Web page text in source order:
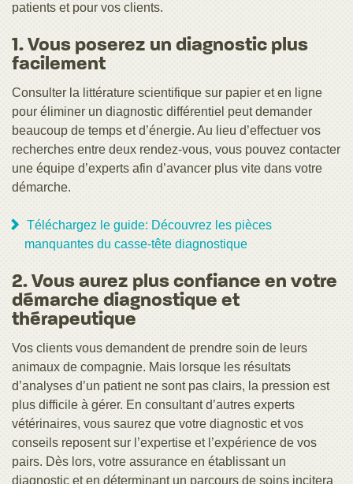
patients et pour vos clients.
1. Vous poserez un diagnostic plus
facilement
Consulter la littérature scientifique sur papier et en ligne
pour éliminer un diagnostic différentiel peut demander
beaucoup de temps et d’énergie. Au lieu d’effectuer vos
recherches entre deux rendez-vous, vous pouvez contacter
une équipe d’experts afin d’avancer plus vite dans votre
démarche.
Téléchargez le guide: Découvrez les pièces
manquantes du casse-tête diagnostique
2. Vous aurez plus confiance en votre
démarche diagnostique et
thérapeutique
Vos clients vous demandent de prendre soin de leurs
animaux de compagnie. Mais lorsque les résultats
d’analyses d’un patient ne sont pas clairs, la pression est
plus difficile à gérer. En consultant d’autres experts
vétérinaires, vous saurez que votre diagnostic et vos
conseils reposent sur l’expertise et l’expérience de vos
pairs. Dès lors, votre assurance en établissant un
diagnostic et en déterminant un parcours de soins incitera